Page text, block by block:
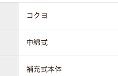
コクヨ
中綿式
補充式本体